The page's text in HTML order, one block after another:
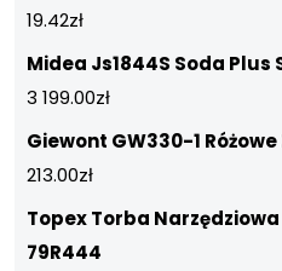
19.42zł
Midea Js1844S Soda Plus
3 199.00zł
Giewont GW330-1 Różowe
213.00zł
Topex Torba
79R444